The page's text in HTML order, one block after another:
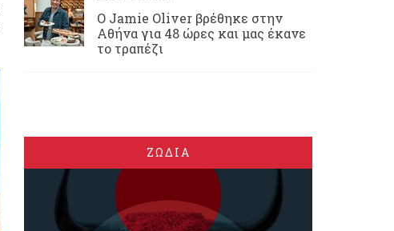
Ο Jamie Oliver βρέθηκε στην
Αθήνα για 48 ώρες και μας έκανε
το τραπέζι
ΖΩΔΙΑ